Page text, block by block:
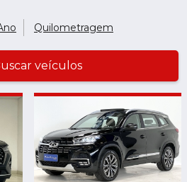
Quilometragem
veículos